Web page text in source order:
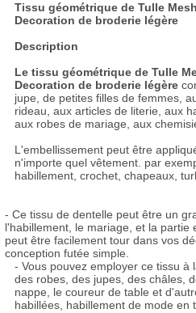
Tissu géométrique de Tulle
Decoration de broderie légère
Description
Le tissu géométrique de Tulle
Decoration de broderie légère
jupe, de petites filles de femmes,
rideau, aux articles de literie, aux
aux robes de mariage, aux
L'embellissement peut être
n'importe quel vêtement. par
habillement, crochet, chapeaux,
- Ce tissu de dentelle peut être un
l'habillement, le mariage, et la partie
peut être facilement tour dans vos
conception futée simple.
- Vous pouvez employer ce tissu à
des robes, des jupes, des châles,
nappe, le coureur de table et
habillées, habillement de mode en